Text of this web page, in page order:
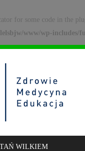
for some code in the
www/wp-includes/
WILKIEM